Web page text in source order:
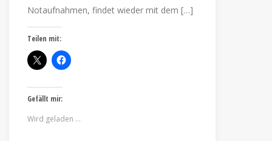
Notaufnahmen, findet wieder mit dem […]
Teilen mit:
Gefällt mir:
Wird geladen …